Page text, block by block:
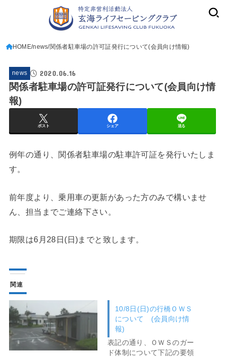
HOME news 関係者駐車場の許可証発行について(会員向け情報)
news 2020.06.16
関係者駐車場の許可証発行について(会員向け情
報)
ポスト シェア 送る
例年の通り、関係者駐車場の駐車許可証を発行いたしま
す。
前年度より、乗用車の更新があった方のみで構いませ
ん、担当までご連絡下さい。
期限は6月28日(日)までと致します。
関連
10/8日(日)の行橋ＯＷＳ
について (会員向け情
報)
表記の通り、ＯＷＳのガー
ド体制について下記の要領